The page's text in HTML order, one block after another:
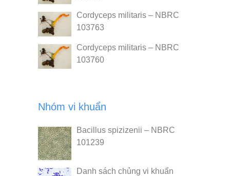
Cordyceps militaris – NBRC
103763
Cordyceps militaris – NBRC
103760
Nhóm vi khuẩn
Bacillus spizizenii – NBRC
101239
Danh sách chủng vi khuẩn